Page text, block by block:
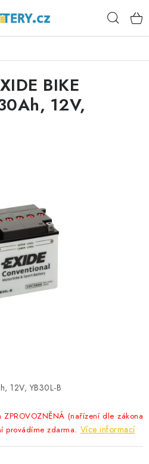
12V, YB30L-B
(nařízení dle zákona
provádíme zdarma. Více informací
BIKE
12V,